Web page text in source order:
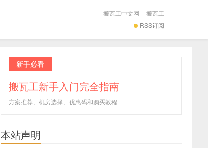
RSS订阅
搬瓦工中文网 | 搬瓦工
新手必看
搬瓦工新手入门完全指南
方案推荐、机房选择、优惠码和购买教程
本站声明